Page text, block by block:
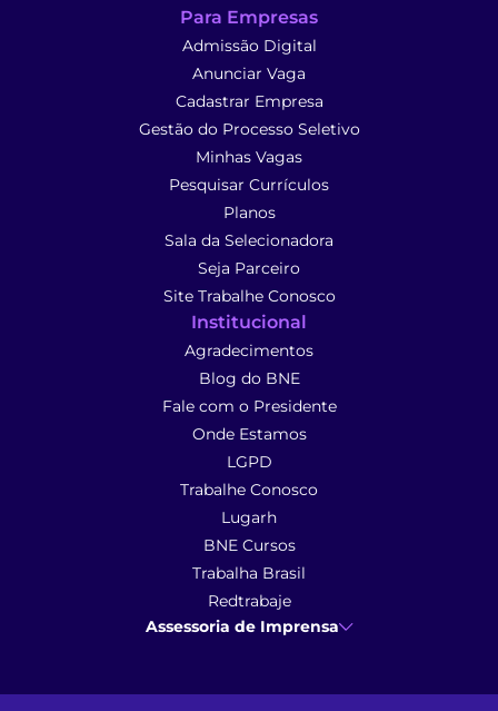
Para Empresas
Admissão Digital
Anunciar Vaga
Cadastrar Empresa
Gestão do Processo Seletivo
Minhas Vagas
Pesquisar Currículos
Planos
Sala da Selecionadora
Seja Parceiro
Site Trabalhe Conosco
Institucional
Agradecimentos
Blog do BNE
Fale com o Presidente
Onde Estamos
LGPD
Trabalhe Conosco
Lugarh
BNE Cursos
Trabalha Brasil
Redtrabaje
Assessoria de Imprensa
(41) 9 9102-1413